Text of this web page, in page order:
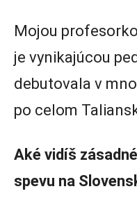
Mojou
je vynikajúcou
debutovala v
po celom
Aké vidíš
spevu na